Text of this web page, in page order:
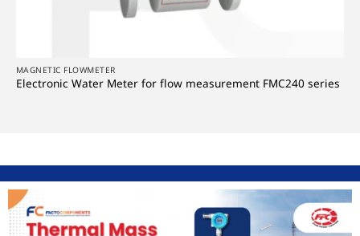
MAGNETIC FLOWMETER
Electronic Water Meter for flow measurement FMC240 series